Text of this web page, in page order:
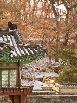

首页